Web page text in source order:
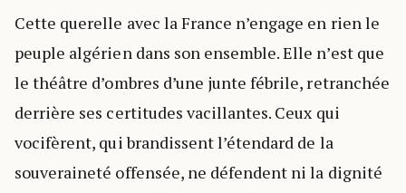
Cette querelle avec la France n’engage en rien le
peuple algérien dans son ensemble. Elle n’est que
le théâtre d’ombres d’une junte fébrile, retranchée
derrière ses certitudes vacillantes. Ceux qui
vocifèrent, qui brandissent l’étendard de la
souveraineté offensée, ne défendent ni la dignité